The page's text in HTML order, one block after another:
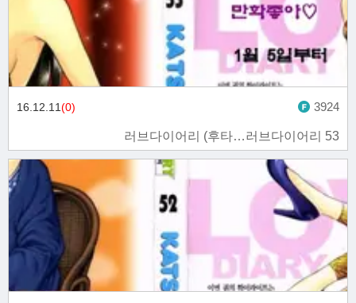
러브다이어리 (후타…러브다이어리 53
16.12.11(0) 3924